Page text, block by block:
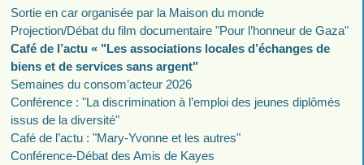
Sortie en car organisée par la Maison du monde
Projection/Débat du film documentaire "Pour l’honneur de Gaza"
Café de l’actu « "Les associations locales d’échanges de
biens et de services sans argent"
Semaines du consom’acteur 2026
Conférence : "La discrimination à l’emploi des jeunes diplômés
issus de la diversité"
Café de l’actu : "Mary-Yvonne et les autres"
Conférence-Débat des Amis de Kayes